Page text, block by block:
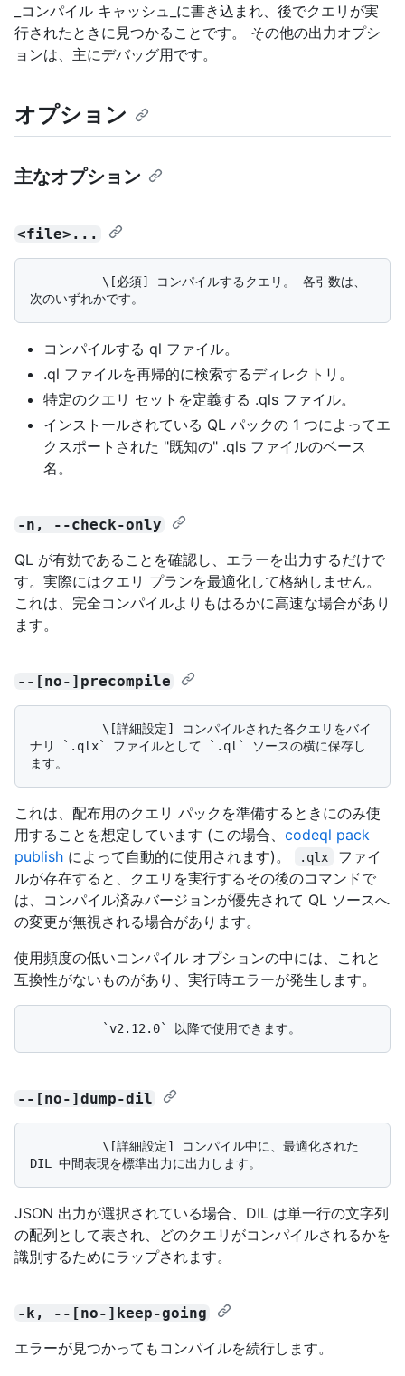
_コンパイル キャッシュ_に書き込まれ、後でクエリが実
行されたときに見つかることです。 その他の出力オプシ
ョンは、主にデバッグ用です。
オプション
主なオプション
<file>...
コンパイルする ql ファイル。
.ql ファイルを再帰的に検索するディレクトリ。
特定のクエリ セットを定義する .qls ファイル。
インストールされている QL パックの 1 つによってエ
クスポートされた "既知の" .qls ファイルのベース
名。
-n, --check-only
QL が有効であることを確認し、エラーを出力するだけで
す。実際にはクエリ プランを最適化して格納しません。
これは、完全コンパイルよりもはるかに高速な場合があり
ます。
--[no-]precompile
ナリ `.qlx` ファイルとして `.ql` ソースの横に保存し
これは、配布用のクエリ パックを準備するときにのみ使
用することを想定しています (この場合、 codeql pack
publish によって自動的に使用されます)。 .qlx
ファイ
ルが存在すると、クエリを実行するその後のコマンドで
は、コンパイル済みバージョンが優先されて QL ソースへ
の変更が無視される場合があります。
使用頻度の低いコンパイル オプションの中には、これと
互換性がないものがあり、実行時エラーが発生します。
--[no-]dump-dil
JSON 出力が選択されている場合、DIL は単一行の文字列
の配列として表され、どのクエリがコンパイルされるかを
識別するためにラップされます。
-k, --[no-]keep-going
エラーが見つかってもコンパイルを続行します。